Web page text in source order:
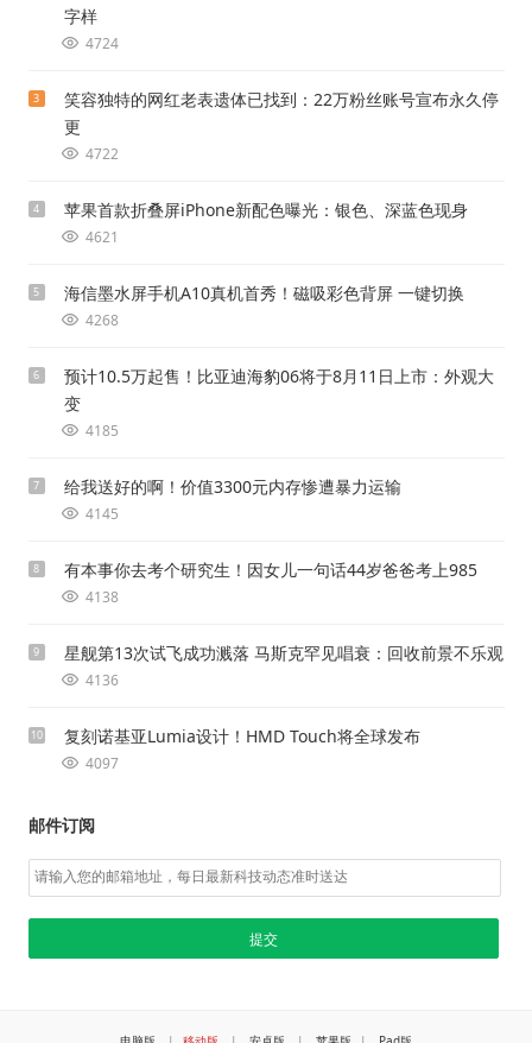
字样
4724
3
笑容独特的网红老表遗体已找到：22万粉丝账号宣布永久停
更
4722
4 苹果首款折叠屏iPhone新配色曝光：银色、深蓝色现身
4621
5 海信墨水屏手机A10真机首秀！磁吸彩色背屏 一键切换
4268
6
预计10.5万起售！比亚迪海豹06将于8月11日上市：外观大
变
4185
7 给我送好的啊！价值3300元内存惨遭暴力运输
4145
8 有本事你去考个研究生！因女儿一句话44岁爸爸考上985
4138
9 星舰第13次试飞成功溅落 马斯克罕见唱衰：回收前景不乐观
4136
10 复刻诺基亚Lumia设计！HMD Touch将全球发布
4097
邮件订阅